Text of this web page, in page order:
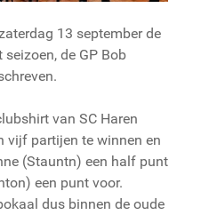
13 september de
de GP Bob
van SC Haren
vijf partijen te winnen en
(Stauntn) een half punt
een punt voor.
dus binnen de oude